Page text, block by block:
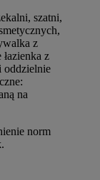
szatni,
z
z
oddzielnie
na
norm